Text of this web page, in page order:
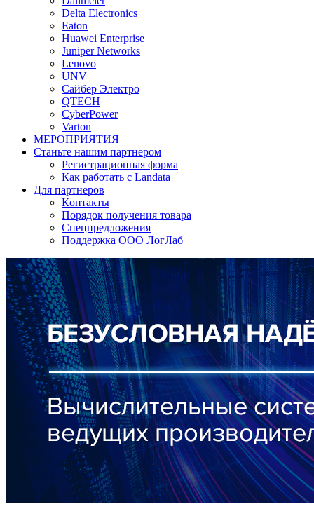
Delta Electronics
Eaton
Huawei Enterprise
Juniper Networks
Lenovo
UNV
Сайбер Электро
QTECH
CyberPower
Varton
МЕРОПРИЯТИЯ
Станьте нашим партнером
Регистрационная форма
Как работать с Landata
Для партнеров
Кoнтaкты
Порядок получения товара
Спецпредложения
Поддержка ООО ЛогЛаб